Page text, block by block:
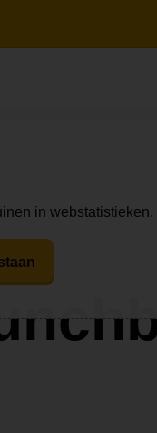
in webstatistieken.